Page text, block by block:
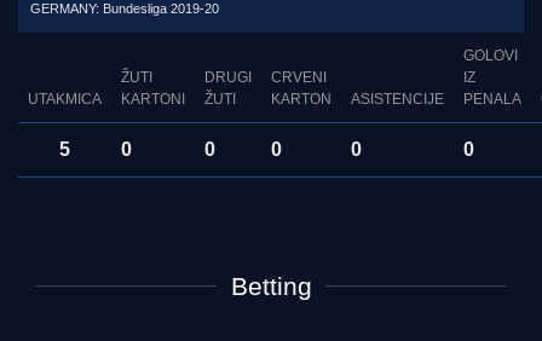
GERMANY: Bundesliga 2019-20
UTAKMICA
ŽUTI
KARTONI
DRUGI
ŽUTI
CRVENI
KARTON
ASISTENCIJE
GOLOVI
IZ
PENALA
5 0 0 0 0 0
Betting